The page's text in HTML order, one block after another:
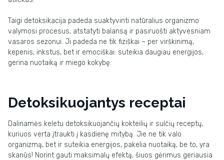
Taigi detoksikacija padeda suaktyvinti natūralius organizmo
valymosi procesus, atstatyti balansą ir pasiruošti aktyvesniam
vasaros sezonui. Ji padeda ne tik fiziškai – per virškinimą,
kepenis, inkstus, bet ir emociškai: suteikia daugiau energijos,
gerina nuotaiką ir miego kokybę.
Detoksikuojantys receptai
Dalinamės keletu detoksikuojančių kokteilių ir sulčių receptų,
kuriuos verta įtraukti į kasdienę mitybą. Jie ne tik valo
organizmą, bet ir suteikia energijos, pakelia nuotaiką, be to, yra
skanūs! Norint gauti maksimalų efektą, šiuos gėrimus geriausia